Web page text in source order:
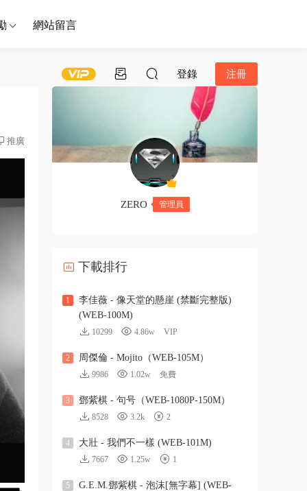
網站留言
登錄 注冊
推廣
ZERO 管理員
下載排行
1
李佳薇 - 像天堂的懸崖 (禁斷完整版)
(WEB-100M)
10299 4.86w VIP
2 周傑倫 - Mojito（WEB-105M）
9986 1.02w 免費
3 鄧紫棋 - 句号（WEB-1080P-150M）
8528 3.2k 2
4 大壯 - 我們不一樣 (WEB-101M)
7667 1.25w 1
5
G.E.M.鄧紫棋 - 泡沫[無字幕] (WEB-